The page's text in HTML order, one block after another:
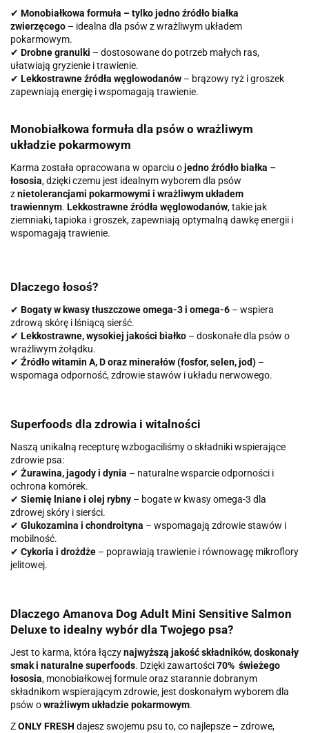
✔ Monobiałkowa formuła – tylko jedno źródło białka
zwierzęcego – idealna dla psów z wrażliwym układem
pokarmowym.
✔ Drobne granulki – dostosowane do potrzeb małych ras,
ułatwiają gryzienie i trawienie.
✔ Lekkostrawne źródła węglowodanów – brązowy ryż i groszek
zapewniają energię i wspomagają trawienie.
Monobiałkowa formuła dla psów o wrażliwym
układzie pokarmowym
Karma została opracowana w oparciu ojedno źródło białka –
łososia, dzięki czemu jest idealnym wyborem dla psów
znietolerancjami pokarmowymi i wrażliwym układem
trawiennym. Lekkostrawne źródła węglowodanów, takie jak
ziemniaki, tapioka i groszek, zapewniają optymalną dawkę energii i
wspomagają trawienie.
Dlaczego łosoś?
✔ Bogaty w kwasy tłuszczowe omega-3 i omega-6 – wspiera
zdrową skórę i lśniącą sierść.
✔ Lekkostrawne, wysokiej jakości białko – doskonałe dla psów o
wrażliwym żołądku.
✔ Źródło witamin A, D oraz minerałów (fosfor, selen, jod) –
wspomaga odporność, zdrowie stawów i układu nerwowego.
Superfoods dla zdrowia i witalności
Naszą unikalną recepturę wzbogaciliśmy o składniki wspierające
zdrowie psa:
✔ Żurawina, jagody i dynia – naturalne wsparcie odporności i
ochrona komórek.
✔ Siemię lniane i olej rybny – bogate w kwasy omega-3 dla
zdrowej skóry i sierści.
✔ Glukozamina i chondroityna – wspomagają zdrowie stawów i
mobilność.
✔ Cykoria i drożdże – poprawiają trawienie i równowagę mikroflory
jelitowej.
Dlaczego Amanova Dog Adult Mini Sensitive Salmon
Deluxe to idealny wybór dla Twojego psa?
Jest to karma, która łączynajwyższą jakość składników, doskonały
smak i naturalne superfoods. Dzięki zawartości70% świeżego
łososia, monobiałkowej formule oraz starannie dobranym
składnikom wspierającym zdrowie, jest doskonałym wyborem dla
psów owrażliwym układzie pokarmowym.
ZONLY FRESH dajesz swojemu psu to, co najlepsze – zdrowe,